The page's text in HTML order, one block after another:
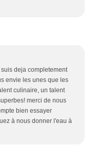
deja completement
envie les unes que les
culinaire, un talent
merci de nous
bien essayer
à nous donner l'eau à